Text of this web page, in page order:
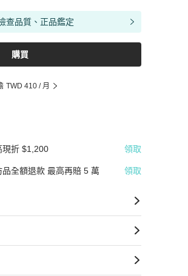
查品質、正品鑑定
購買
TWD 410 / 月
現折 $1,200 領取
品全額退款 最高再賠 5 萬 領取